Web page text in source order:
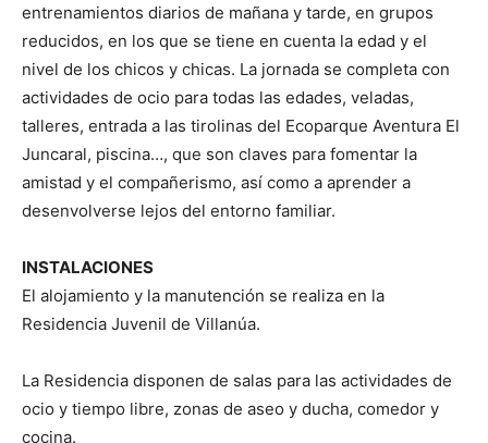
entrenamientos diarios de mañana y tarde, en grupos
reducidos, en los que se tiene en cuenta la edad y el
nivel de los chicos y chicas. La jornada se completa con
actividades de ocio para todas las edades, veladas,
talleres, entrada a las tirolinas del Ecoparque Aventura El
Juncaral, piscina…, que son claves para fomentar la
amistad y el compañerismo, así como a aprender a
desenvolverse lejos del entorno familiar.
INSTALACIONES
El alojamiento y la manutención se realiza en la
Residencia Juvenil de Villanúa.
La Residencia disponen de salas para las actividades de
ocio y tiempo libre, zonas de aseo y ducha, comedor y
cocina.